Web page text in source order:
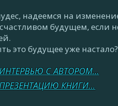
надеемся на
будущем, если
это будущее уже настало?
С АВТОРОМ…
КНИГИ…